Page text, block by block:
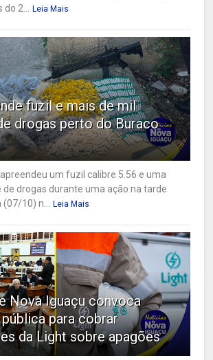
2...
Leia Mais
fuzil e mais de mil
drogas perto do Buraco
um fuzil calibre 5.56 e uma
drogas durante uma ação na tarde
10) n...
Leia Mais
Nova Iguaçu convoca
para cobrar
da Light sobre apagões